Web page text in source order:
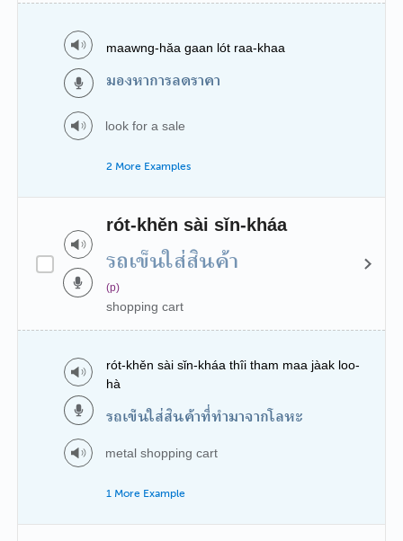
maawng-hǎa gaan lót raa-khaa
มองหาการลดราคา
look for a sale
2 More Examples
rót-khěn sài sǐn-kháa
รถเข็นใส่สินค้า
(p)
shopping cart
rót-khěn sài sǐn-kháa thîi tham maa jàak loo-
hà
รถเข็นใส่สินค้าที่ทำมาจากโลหะ
metal shopping cart
1 More Example